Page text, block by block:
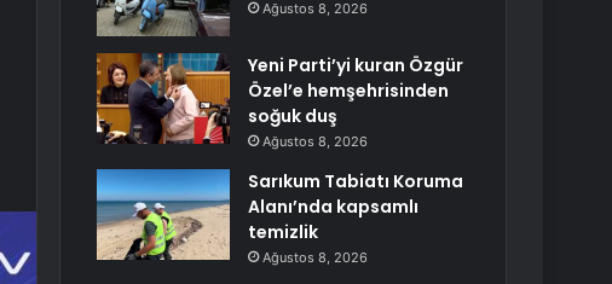
Ağustos 8, 2026
Yeni Parti’yi kuran Özgür
Özel’e hemşehrisinden
soğuk duş
Ağustos 8, 2026
Sarıkum Tabiatı Koruma
Alanı’nda kapsamlı
temizlik
Ağustos 8, 2026